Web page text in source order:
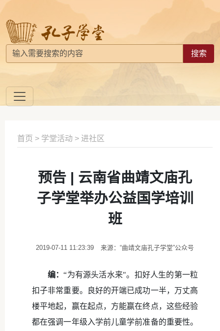
搜索
首页 > 学堂活动 > 进社区
预告 | 云南省曲靖文庙孔
子学堂举办公益国学培训
班
2019-07-11 11:23:39 来源：“曲靖文庙孔子学堂”公众号
编：“为有源头活水来"。扣好人生的第一粒
扣子非常重要。良好的开端已成功一半，万丈高
楼平地起，赢在起点，方能赢在终点，这些经验
都在强调一年级入学前儿童学前准备的重要性。